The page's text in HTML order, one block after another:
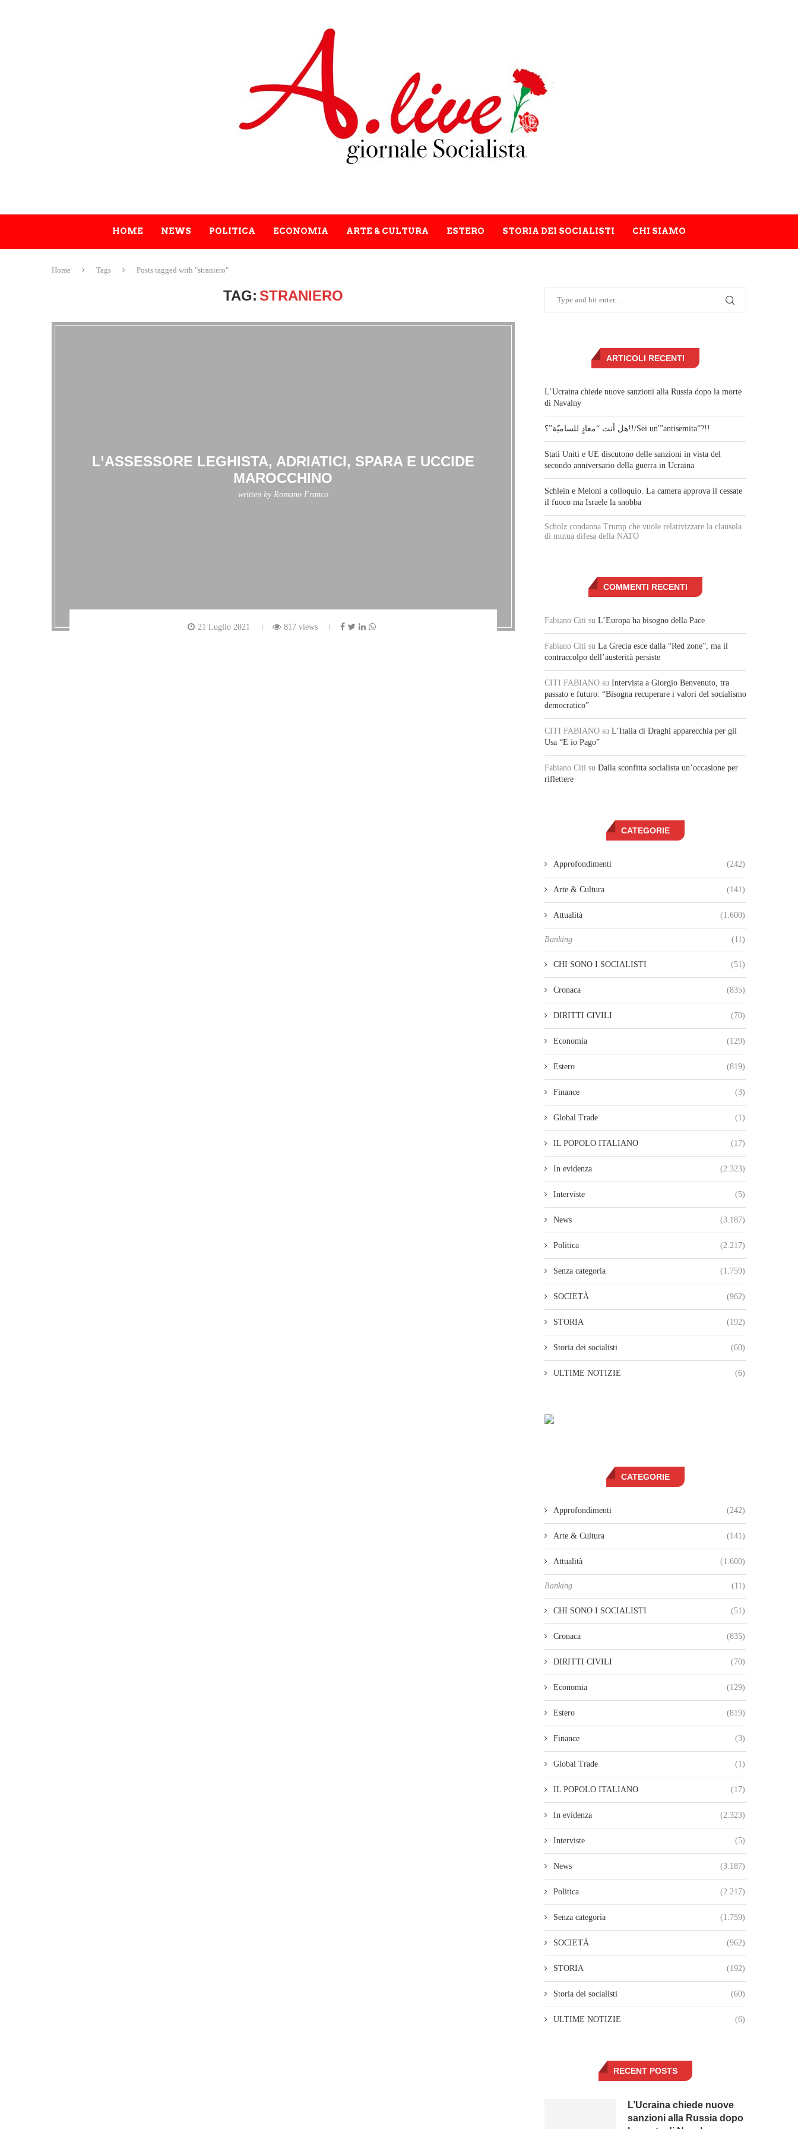
HOME NEWS POLITICA ECONOMIA ARTE & CULTURA ESTERO STORIA DEI SOCIALISTI CHI SIAMO
Home Tags Posts tagged with "straniero"
TAG: STRANIERO
L’ASSESSORE LEGHISTA, ADRIATICI, SPARA E UCCIDE
MAROCCHINO
written by Romano Franco
21 Luglio 2021 817 views
ARTICOLI RECENTI
L’Ucraina chiede nuove sanzioni alla Russia dopo la morte
di Navalny
هل أنت “معادٍ للساميّة”؟!!/Sei un'”antisemita”?!!
Stati Uniti e UE discutono delle sanzioni in vista del
secondo anniversario della guerra in Ucraina
Schlein e Meloni a colloquio. La camera approva il cessate
il fuoco ma Israele la snobba
Scholz condanna Trump che vuole relativizzare la clausola
di mutua difesa della NATO
COMMENTI RECENTI
Fabiano Citi su L’Europa ha bisogno della Pace
Fabiano Citi su La Grecia esce dalla “Red zone”, ma il
contraccolpo dell’austerità persiste
CITI FABIANO su Intervista a Giorgio Benvenuto, tra
passato e futuro: “Bisogna recuperare i valori del socialismo
democratico”
CITI FABIANO su L’Italia di Draghi apparecchia per gli
Usa “E io Pago”
Fabiano Citi su Dalla sconfitta socialista un’occasione per
riflettere
CATEGORIE
Approfondimenti (242)
Arte & Cultura (141)
Attualità (1.600)
Banking (11)
CHI SONO I SOCIALISTI (51)
Cronaca (835)
DIRITTI CIVILI (70)
Economia (129)
Estero (819)
Finance (3)
Global Trade (1)
IL POPOLO ITALIANO (17)
In evidenza (2.323)
Interviste (5)
News (3.187)
Politica (2.217)
Senza categoria (1.759)
SOCIETÀ (962)
STORIA (192)
Storia dei socialisti (60)
ULTIME NOTIZIE (6)
CATEGORIE
Approfondimenti (242)
Arte & Cultura (141)
Attualità (1.600)
Banking (11)
CHI SONO I SOCIALISTI (51)
Cronaca (835)
DIRITTI CIVILI (70)
Economia (129)
Estero (819)
Finance (3)
Global Trade (1)
IL POPOLO ITALIANO (17)
In evidenza (2.323)
Interviste (5)
News (3.187)
Politica (2.217)
Senza categoria (1.759)
SOCIETÀ (962)
STORIA (192)
Storia dei socialisti (60)
ULTIME NOTIZIE (6)
RECENT POSTS
L’Ucraina chiede nuove
sanzioni alla Russia dopo